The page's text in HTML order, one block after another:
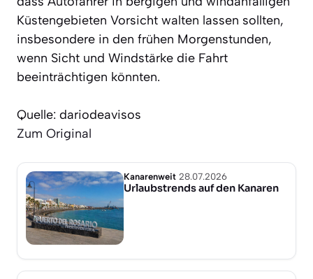
Küstengebieten Vorsicht walten lassen sollten,
insbesondere in den frühen Morgenstunden,
wenn Sicht und Windstärke die Fahrt
beeinträchtigen könnten.
Quelle: dariodeavisos
Zum Original
Kanarenweit 28.07.2026
Urlaubstrends auf den Kanaren